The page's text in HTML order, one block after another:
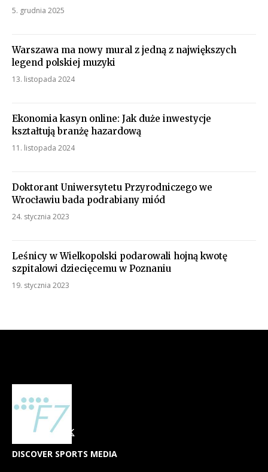
5. grudnia 2025
Warszawa ma nowy mural z jedną z największych
legend polskiej muzyki
13. listopada 2024
Ekonomia kasyn online: Jak duże inwestycje
kształtują branżę hazardową
11. listopada 2024
Doktorant Uniwersytetu Przyrodniczego we
Wrocławiu bada podrabiany miód
24. stycznia 2023
Leśnicy w Wielkopolski podarowali hojną kwotę
szpitalowi dziecięcemu w Poznaniu
19. stycznia 2023
DISCOVER SPORTS MEDIA